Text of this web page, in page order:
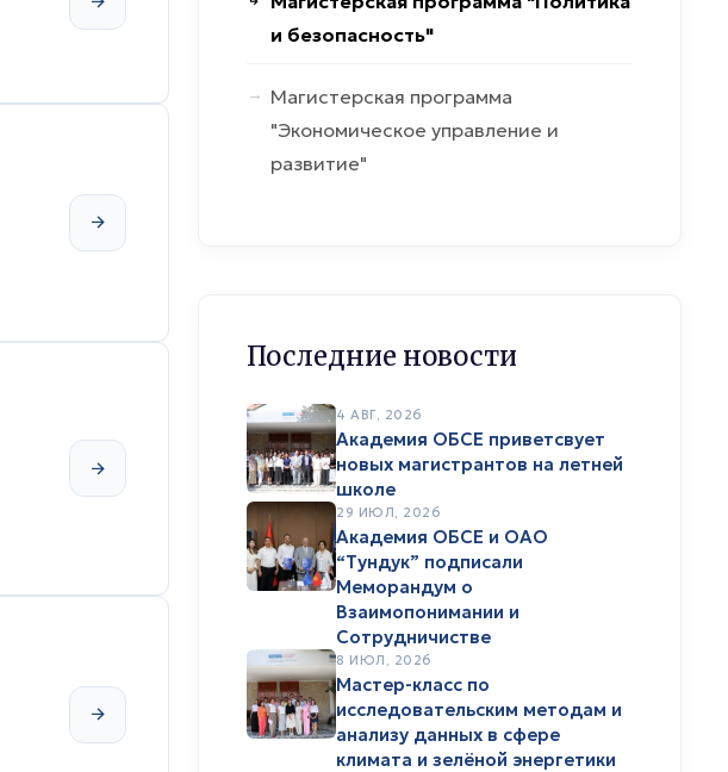
и безопасность"
Магистерская программа
"Экономическое управление и
развитие"
Последние новости
4 АВГ, 2026
Академия ОБСЕ приветсвует
новых магистрантов на летней
школе
29 ИЮЛ, 2026
Академия ОБСЕ и ОАО
“Тундук” подписали
Меморандум о
Взаимопонимании и
Сотрудничистве
8 ИЮЛ, 2026
Мастер-класс по
исследовательским методам и
анализу данных в сфере
климата и зелёной энергетики